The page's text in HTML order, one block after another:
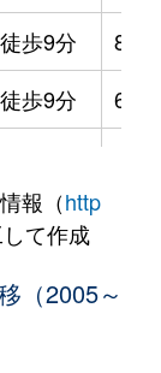
徒歩9分
徒歩9分
徒歩4分
報（http
て作成
（2005～